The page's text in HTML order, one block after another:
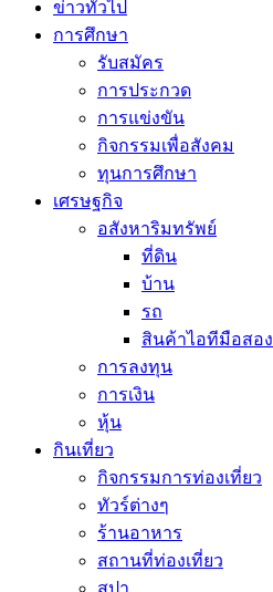
ข่าวทั่วไป
การศึกษา
รับสมัคร
การประกวด
การแข่งขัน
กิจกรรมเพื่อสังคม
ทุนการศึกษา
เศรษฐกิจ
อสังหาริมทรัพย์
ที่ดิน
บ้าน
รถ
สินค้าไอทีมือสอง
การลงทุน
การเงิน
หุ้น
กินเที่ยว
กิจกรรมการท่องเที่ยว
ทัวร์ต่างๆ
ร้านอาหาร
สถานที่ท่องเที่ยว
สปา